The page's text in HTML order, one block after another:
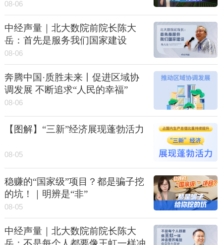
08-06
中经声量｜北大数院前院长陈大
岳：首先是服务我们国家建设
08-06
奔腾中国·质胜未来丨促进区域协
调发展 不断追求“人民的幸福”
08-06
【图解】“三新”经济展现蓬勃活力
08-05
稳赚的“国家级”项目？都是骗子挖
的坑！｜明辨是“非”
08-05
中经声量｜北大数院前院长陈大